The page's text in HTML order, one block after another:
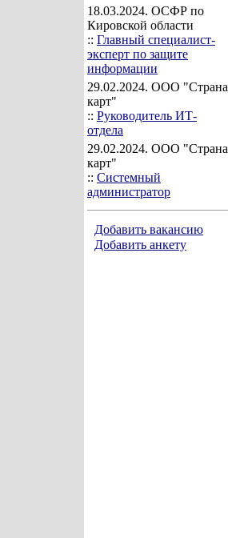
18.03.2024. ОСФР по
Кировской области
:: Главный специалист-
эксперт по защите
информации
29.02.2024. ООО "Страна
карт"
:: Руководитель ИТ-
отдела
29.02.2024. ООО "Страна
карт"
:: Системный
администратор
Добавить вакансию
Добавить анкету